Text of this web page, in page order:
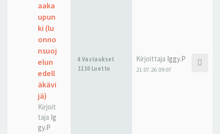
aaka
upun
ki (lu
onno
nsuoj
elun
edell
äkävi
jä)
Kirjoit
taja Ig
gy.P
4 Vastaukset
1110 Luettu
Kirjoittaja Iggy.P
21.07.26 09:07